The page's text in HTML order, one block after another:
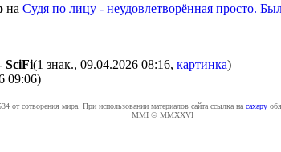
на Судя по лицу - неудовлетворённая просто.
SciFi(1 знак., 09.04.2026 08:16, картинка)
09:06)
от сотворения мира. При использовании материалов сайта ссылка на caxapу
MMI © MMXXVI